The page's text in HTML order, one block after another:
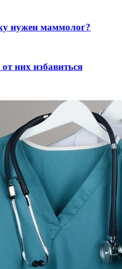
нужен маммолог?
них избавиться